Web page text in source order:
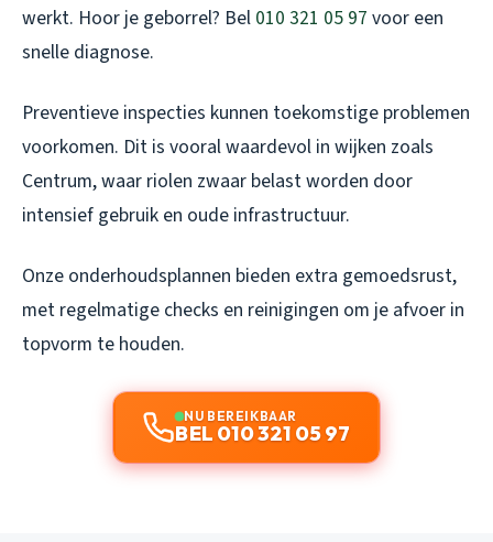
werkt. Hoor je geborrel? Bel 010 321 05 97 voor een
snelle diagnose.
Preventieve inspecties kunnen toekomstige problemen
voorkomen. Dit is vooral waardevol in wijken zoals
Centrum, waar riolen zwaar belast worden door
intensief gebruik en oude infrastructuur.
Onze onderhoudsplannen bieden extra gemoedsrust,
met regelmatige checks en reinigingen om je afvoer in
topvorm te houden.
NU BEREIKBAAR
BEL 010 321 05 97